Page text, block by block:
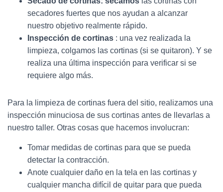
secadores fuertes que nos ayudan a alcanzar
nuestro objetivo realmente rápido.
Inspección de cortinas : una vez realizada la
limpieza, colgamos las cortinas (si se quitaron). Y se
realiza una última inspección para verificar si se
requiere algo más.
Para la limpieza de cortinas fuera del sitio, realizamos una
inspección minuciosa de sus cortinas antes de llevarlas a
nuestro taller. Otras cosas que hacemos involucran:
Tomar medidas de cortinas para que se pueda
detectar la contracción.
Anote cualquier daño en la tela en las cortinas y
cualquier mancha difícil de quitar para que pueda